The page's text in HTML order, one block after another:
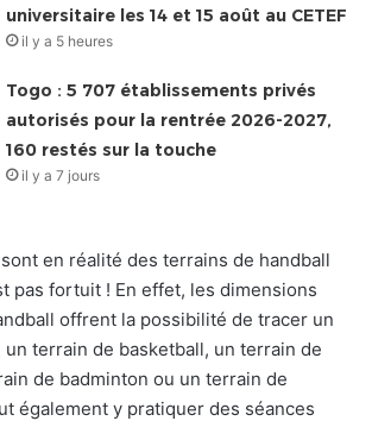
universitaire les 14 et 15 août au CETEF
il y a 5 heures
Togo : 5 707 établissements privés
autorisés pour la rentrée 2026-2027,
160 restés sur la touche
il y a 7 jours
en réalité des terrains de handball
pas fortuit ! En effet, les dimensions
offrent la possibilité de tracer un
terrain de basketball, un terrain de
de badminton ou un terrain de
également y pratiquer des séances